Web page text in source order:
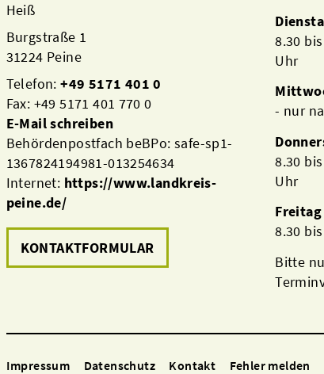
Heiß
Burgstraße 1
31224 Peine
Telefon:+49 5171 401 0
Fax: +49 5171 401 770 0
E-Mail schreiben
Behördenpostfach beBPo: safe-sp1-
1367824194981-013254634
Internet: https://www.landkreis-
peine.de/
KONTAKTFORMULAR
8.30
Uhr
- nur
8.30
Uhr
Freitag
8.30
Bitte
Impressum Datenschutz Kontakt Fehler melden